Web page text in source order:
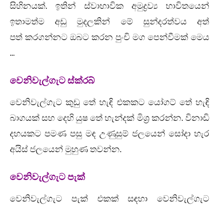
සිහිනයක්. ඉතින් ස්වාභාවික අමුද්‍රව්‍ය භාවිතයෙන්
ඉතාමත්ම අඩු මුදලකින් මේ සුන්දරත්වය අත්
පත් කරගන්නට ඔබට කරන පුංචි මග පෙන්වීමක් මෙය
…
වෙනිවැල්ගැට ස්ක්රබ්
වෙනිවැල්ගැට කුඩු තේ හැඳි එකකට යෝගට් තේ හැඳි
බාගයක් සහ දෙහි යුෂ තේ හැන්දක් මිශ්‍ර කරන්න. විනාඩි
දහයකට පමණ පසු මඳ උණුසුම් ජලයෙන් සෝදා හැර
අයිස් ජලයෙන් මුහුණ තවන්න.
වෙනිවැල්ගැට පැක්
වෙනිවැල්ගැට පැක් එකක් සඳහා වෙනිවැල්ගැට